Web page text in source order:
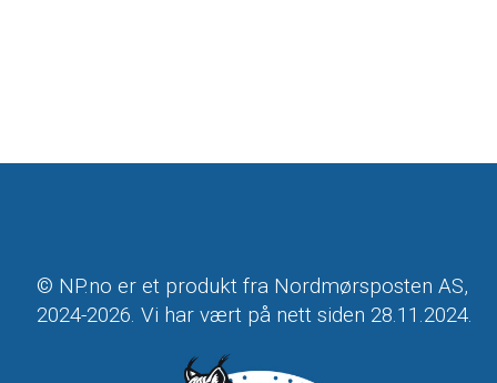
© NP.no er et produkt fra Nordmørsposten AS,
2024-2026. Vi har vært på nett siden 28.11.2024.